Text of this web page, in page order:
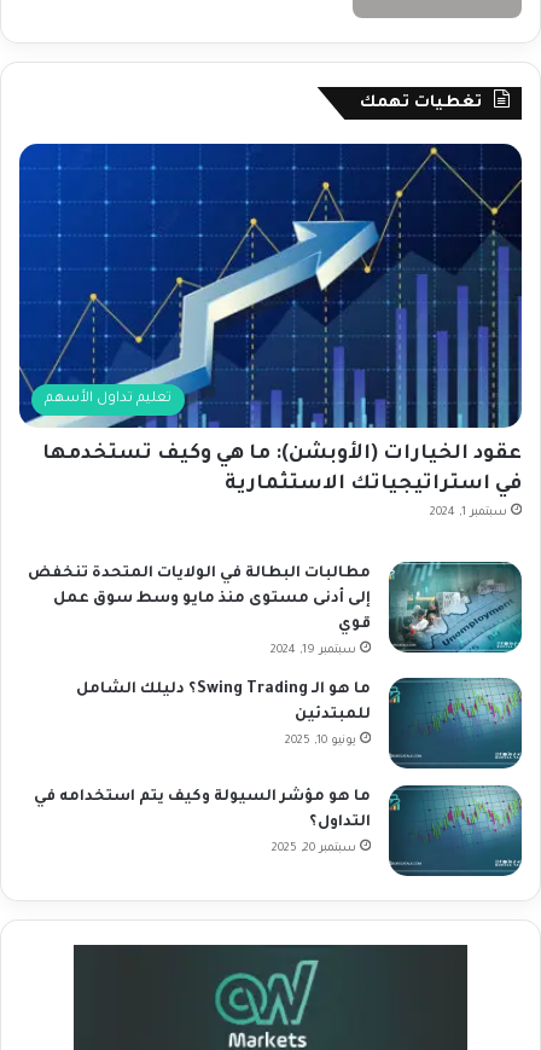
تغطيات تهمك
تعليم تداول الأسهم
عقود الخيارات (الأوبشن): ما هي وكيف تستخدمها
في استراتيجياتك الاستثمارية
سبتمبر 1, 2024
مطالبات البطالة في الولايات المتحدة تنخفض
إلى أدنى مستوى منذ مايو وسط سوق عمل
قوي
سبتمبر 19, 2024
ما هو الـ Swing Trading؟ دليلك الشامل
للمبتدئين
يونيو 10, 2025
ما هو مؤشر السيولة وكيف يتم استخدامه في
التداول؟
سبتمبر 20, 2025